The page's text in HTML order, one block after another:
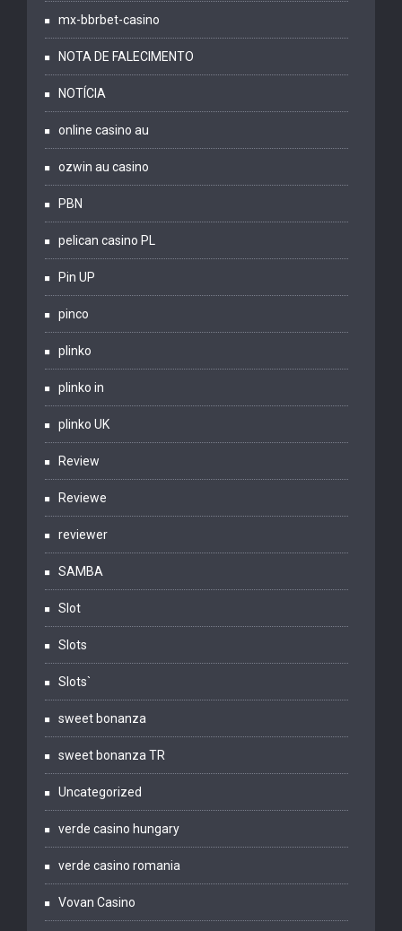
mx-bbrbet-casino
NOTA DE FALECIMENTO
NOTÍCIA
online casino au
ozwin au casino
PBN
pelican casino PL
Pin UP
pinco
plinko
plinko in
plinko UK
Review
Reviewe
reviewer
SAMBA
Slot
Slots
Slots`
sweet bonanza
sweet bonanza TR
Uncategorized
verde casino hungary
verde casino romania
Vovan Casino